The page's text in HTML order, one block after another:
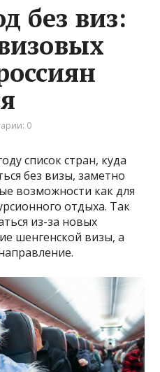
без виз:
0
список стран, куда
без визы, заметно
возможности как для
отдыха. Так
из-за новых
шенгенской визы, а